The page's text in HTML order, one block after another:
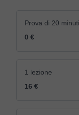
Prova di 20 minuti
0 €
1 lezione
16 €